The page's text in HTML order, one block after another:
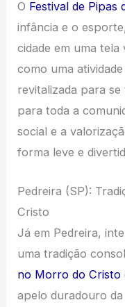
O Festival de Pipas
infância e o
cidade em uma
como uma
revitalizada para
para toda a
social e a
forma leve e
Pedreira (SP):
Cristo
Já em Pedreira,
uma tradição
no Morro do Cristo
apelo duradouro